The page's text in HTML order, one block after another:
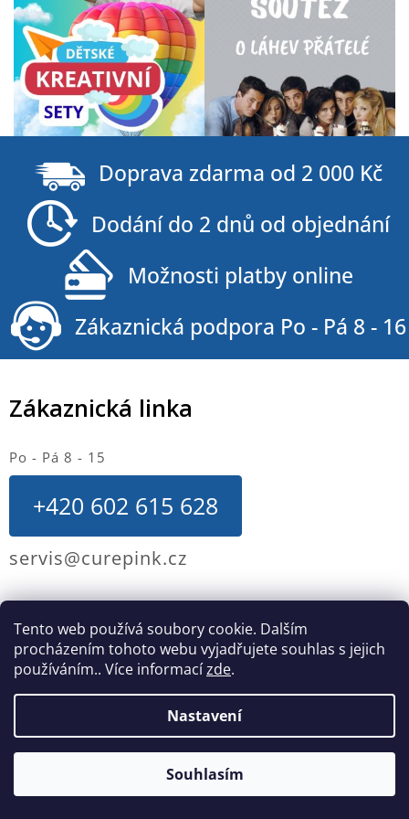
Tento web používá soubory cookie. Dalším
procházením tohoto webu vyjadřujete souhlas s jejich
používáním.. Více informacízde.
Nastavení
Souhlasím
O nás
Kontakty
Kariéra - nabídka práce
Obchodní podmínky
Reklamace, výměna a vrácení zboží
Moje objednávka
Zákaznická linka
Po - Pá 8 - 15
+420 602 615 628
servis@curepink.cz
Doprava zdarma od 2 000 Kč
Dodání do 2 dnů od objednání
Možnosti platby online
Zákaznická podpora Po - Pá 8 - 16